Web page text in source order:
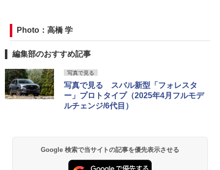
Photo：高橋 学
編集部のおすすめ記事
写真で見る
写真で見る スバル新型「フォレスタ
ー」プロトタイプ（2025年4月フルモデ
ルチェンジ/6代目）
Google 検索で当サイトの記事を優先表示させる